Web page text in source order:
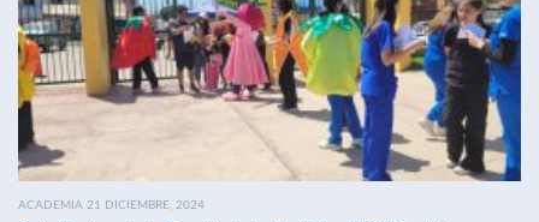
ACADEMIA 21 DICIEMBRE, 2024